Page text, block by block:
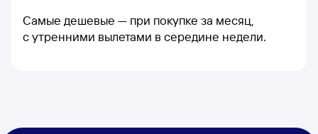
Самые дешевые — при покупке за месяц,
с утренними вылетами в середине недели.